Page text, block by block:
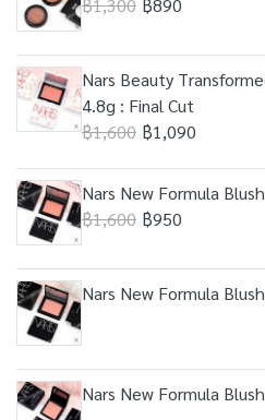
฿1,300 ฿890
Nars Beauty
4.8g : Final Cut
฿1,600 ฿1,090
Nars New Formula
฿1,600 ฿950
Nars New Formula
Nars New Formula